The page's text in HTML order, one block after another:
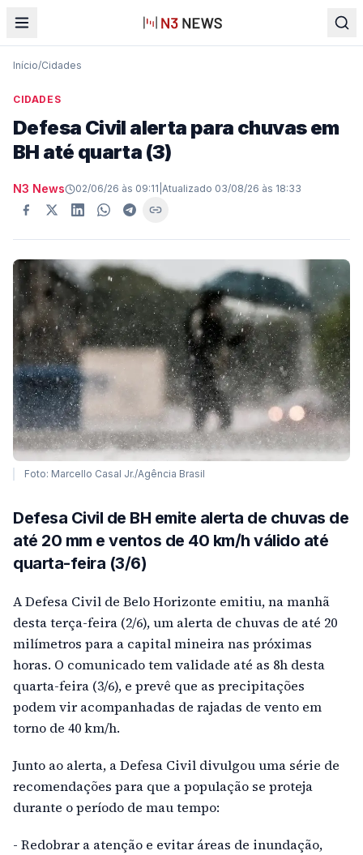
Início/Cidades
CIDADES
Defesa Civil alerta para chuvas em
BH até quarta (3)
N3 News 02/06/26 às 09:11 Atualizado 03/08/26 às 18:33
Foto: Marcello Casal Jr./Agência Brasil
Defesa Civil de BH emite alerta de chuvas de
até 20 mm e ventos de 40 km/h válido até
quarta-feira (3/6)
A Defesa Civil de Belo Horizonte emitiu, na manhã
desta terça-feira (2/6), um alerta de chuvas de até 20
milímetros para a capital mineira nas próximas
horas. O comunicado tem validade até as 8h desta
quarta-feira (3/6), e prevê que as precipitações
podem vir acompanhadas de rajadas de vento em
torno de 40 km/h.
Junto ao alerta, a Defesa Civil divulgou uma série de
recomendações para que a população se proteja
durante o período de mau tempo:
- Redobrar a atenção e evitar áreas de inundação,